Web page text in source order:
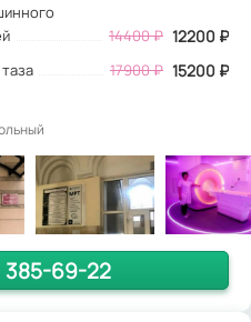
14400 ₽ 12200 ₽
17900 ₽ 15200 ₽
385-69-22